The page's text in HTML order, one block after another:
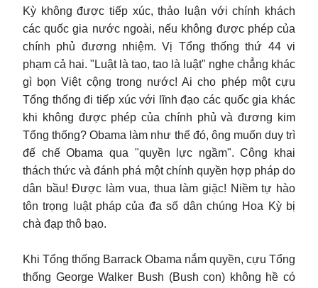
Kỳ không được tiếp xúc, thảo luận với chính khách
các quốc gia nước ngoài, nếu không được phép của
chính phủ đương nhiệm. Vị Tổng thống thứ 44 vi
phạm cả hai. "Luật là tao, tao là luật" nghe chẳng khác
gì bọn Việt cộng trong nước! Ai cho phép một cựu
Tổng thống đi tiếp xúc với lĩnh đạo các quốc gia khác
khi không được phép của chính phủ và đương kim
Tổng thống? Obama làm như thế đó, ông muốn duy trì
đế chế Obama qua "quyền lực ngầm". Công khai
thách thức và đánh phá một chính quyền hợp pháp do
dân bầu! Được làm vua, thua làm giặc! Niềm tự hào
tôn trọng luật pháp của đa số dân chúng Hoa Kỳ bị
chà đạp thô bạo.
Khi Tổng thống Barrack Obama nắm quyền, cựu Tổng
thống George Walker Bush (Bush con) không hề có